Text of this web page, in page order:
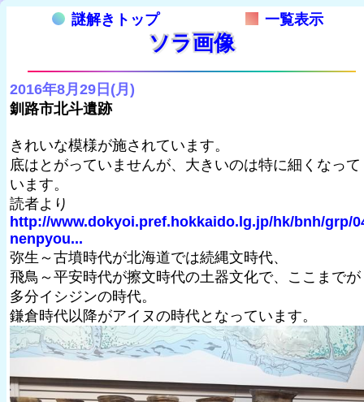
謎解きトップ 一覧表示
ソラ画像
2016年8月29日(月)
釧路市北斗遺跡
きれいな模様が施されています。
底はとがっていませんが、大きいのは特に細くなって
います。
読者より
http://www.dokyoi.pref.hokkaido.lg.jp/hk/bnh/grp/
nenpyou...
弥生～古墳時代が北海道では続縄文時代、
飛鳥～平安時代が擦文時代の土器文化で、ここまでが
多分イシジンの時代。
鎌倉時代以降がアイヌの時代となっています。